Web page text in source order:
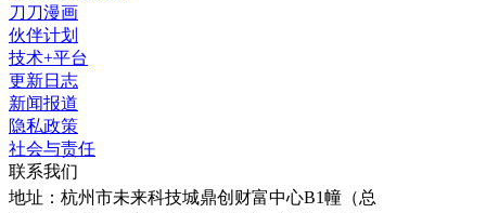
刀刀漫画
伙伴计划
技术+平台
更新日志
新闻报道
隐私政策
社会与责任
联系我们
地址： 杭州市未来科技城鼎创财富中心B1幢（总